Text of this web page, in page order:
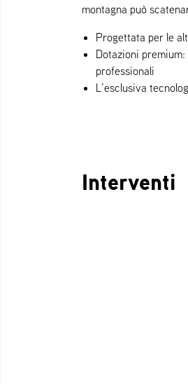
montagna può
Progettata per le
Dotazioni
professionali
L’esclusiva
Interventi